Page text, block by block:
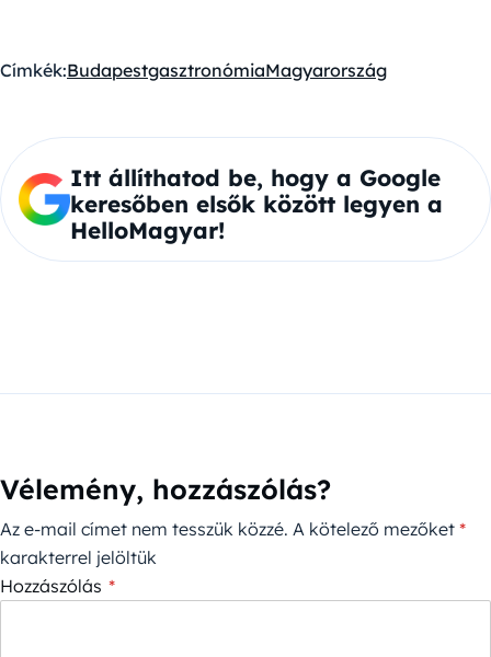
Címkék:BudapestgasztronómiaMagyarország
Itt állíthatod be, hogy a Google
keresőben elsők között legyen a
HelloMagyar!
Vélemény, hozzászólás?
Az e-mail címet nem tesszük közzé. A kötelező mezőket *
karakterrel jelöltük
Hozzászólás *